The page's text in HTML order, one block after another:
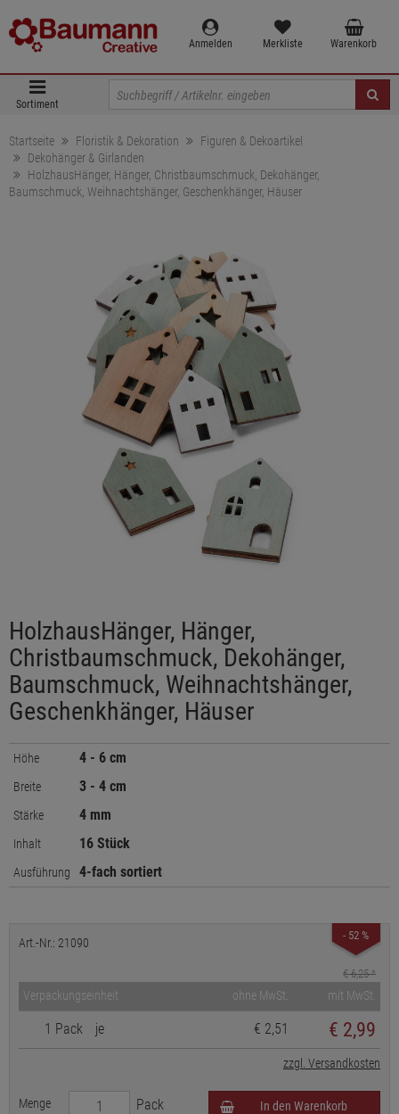
Anmelden Merkliste Warenkorb
Sortiment
Startseite Floristik & Dekoration
Figuren & Dekoartikel
Dekohänger & Girlanden
HolzhausHänger, Hänger, Christbaumschmuck, Dekohänger,
Baumschmuck, Weihnachtshänger, Geschenkhänger, Häuser
HolzhausHänger, Hänger,
Christbaumschmuck, Dekohänger,
Baumschmuck, Weihnachtshänger,
Geschenkhänger, Häuser
Höhe 4 - 6 cm
Breite 3 - 4 cm
Stärke 4 mm
Inhalt 16 Stück
Ausführung 4-fach sortiert
- 52 %
Art.-Nr.: 21090
€ 6,25*
Verpackungseinheit ohne MwSt. mit MwSt.
1 Pack je € 2,51 € 2,99
zzgl. Versandkosten
Menge Pack In den Warenkorb